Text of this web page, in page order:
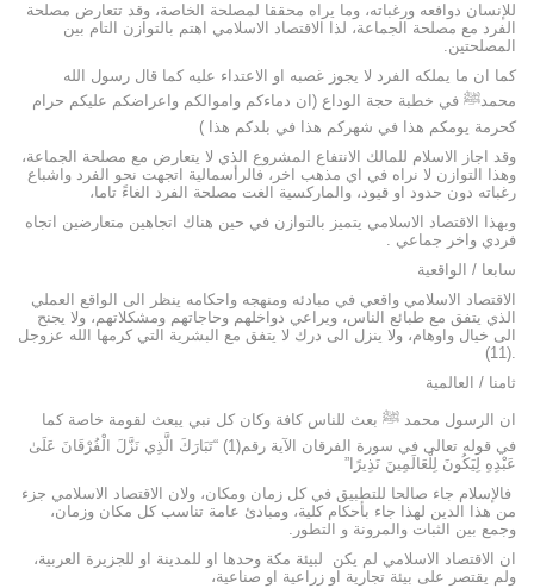
للإنسان دوافعه ورغباته، وما يراه محققا لمصلحة الخاصة، وقد تتعارض مصلحة
الفرد مع مصلحة الجماعة، لذا الاقتصاد الاسلامي اهتم بالتوازن التام بين
المصلحتين.
كما ان ما يملكه الفرد لا يجوز غصبه او الاعتداء عليه كما قال رسول الله
محمدﷺ في خطبة حجة الوداع (ان دماءكم واموالكم واعراضكم عليكم حرام
كحرمة يومكم هذا في شهركم هذا في بلدكم هذا )
وقد اجاز الاسلام للمالك الانتفاع المشروع الذي لا يتعارض مع مصلحة الجماعة،
وهذا التوازن لا نراه في اي مذهب اخر، فالرأسمالية اتجهت نحو الفرد واشباع
رغباته دون حدود او قيود، والماركسية الغت مصلحة الفرد الغاءً تاما،
وبهذا الاقتصاد الاسلامي يتميز بالتوازن في حين هناك اتجاهين متعارضين اتجاه
فردي واخر جماعي .
سابعا / الواقعية
الاقتصاد الاسلامي واقعي في مبادئه ومنهجه واحكامه ينظر الى الواقع العملي
الذي يتفق مع طبائع الناس، ويراعي دواخلهم وحاجاتهم ومشكلاتهم، ولا يجنح
الى خيال واوهام، ولا ينزل الى درك لا يتفق مع البشرية التي كرمها الله عزوجل
.(11)
ثامنا / العالمية
ان الرسول محمد ﷺ بعث للناس كافة وكان كل نبي يبعث لقومة خاصة كما
في قوله تعالى في سورة الفرقان الآية رقم(1) “تَبَارَكَ الَّذِي نَزَّلَ الْفُرْقَانَ عَلَىٰ
عَبْدِهِ لِيَكُونَ لِلْعَالَمِينَ نَذِيرًا”
فالإسلام جاء صالحا للتطبيق في كل زمان ومكان، ولان الاقتصاد الاسلامي جزء
من هذا الدين لهذا جاء بأحكام كلية، ومبادئ عامة تناسب كل مكان وزمان،
وجمع بين الثبات والمرونة و التطور.
ان الاقتصاد الاسلامي لم يكن لبيئة مكة وحدها او للمدينة او للجزيرة العربية،
ولم يقتصر على بيئة تجارية او زراعية او صناعية،